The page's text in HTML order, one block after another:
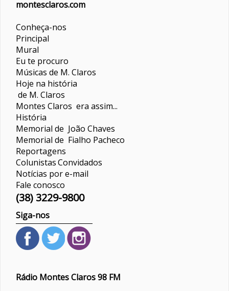
montesclaros.com
Conheça-nos
Principal
Mural
Eu te procuro
Músicas de M. Claros
Hoje na história
de M. Claros
Montes Claros era assim...
História
Memorial de João Chaves
Memorial de Fialho Pacheco
Reportagens
ColunistasConvidados
Notícias por e-mail
Fale conosco
(38) 3229-9800
Siga-nos
Rádio Montes Claros 98 FM